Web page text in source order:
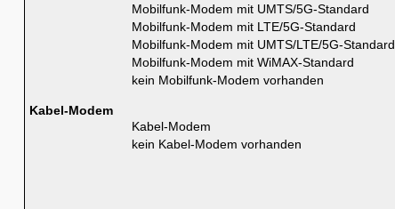
Mobilfunk-Modem mit UMTS/5G-Standard
Mobilfunk-Modem mit LTE/5G-Standard
Mobilfunk-Modem mit UMTS/LTE/5G-Standard
Mobilfunk-Modem mit WiMAX-Standard
kein Mobilfunk-Modem vorhanden
Kabel-Modem
Kabel-Modem
kein Kabel-Modem vorhanden